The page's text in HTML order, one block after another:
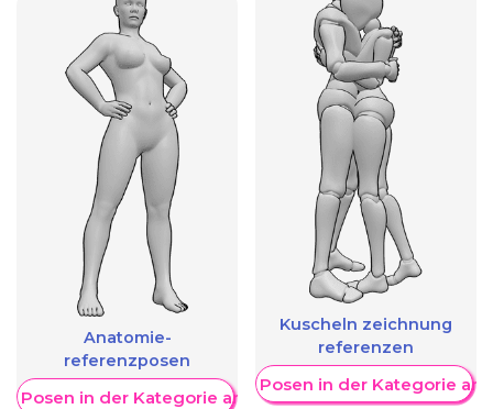
Anatomie-
referenzposen
Posen in der Kategorie anzeigen
Kuscheln zeichnung
referenzen
Weitere Posen in der Kategorie